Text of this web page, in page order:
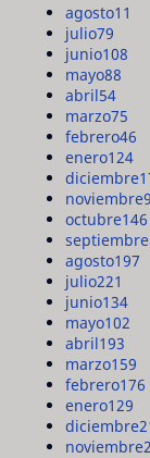
agosto11
julio79
junio108
mayo88
abril54
marzo75
febrero46
enero124
diciembre
noviembre
octubre146
septiembre
agosto197
julio221
junio134
mayo102
abril193
marzo159
febrero176
enero129
diciembre
noviembre